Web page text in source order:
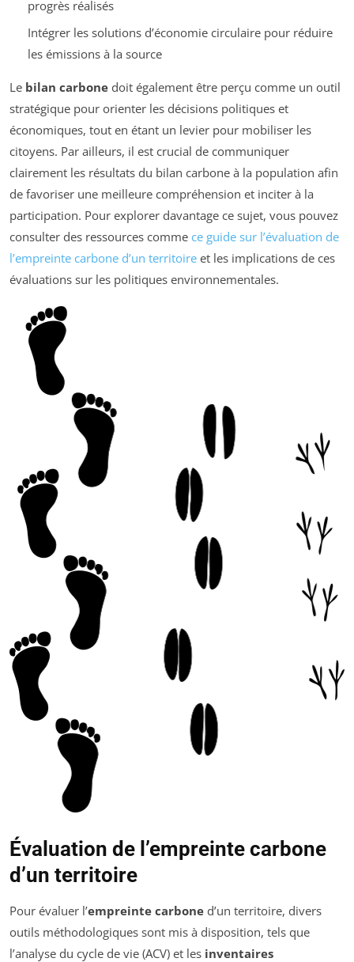
progrès réalisés
Intégrer les solutions d’économie circulaire pour réduire
les émissions à la source
Le bilan carbone doit également être perçu comme un outil
stratégique pour orienter les décisions politiques et
économiques, tout en étant un levier pour mobiliser les
citoyens. Par ailleurs, il est crucial de communiquer
clairement les résultats du bilan carbone à la population afin
de favoriser une meilleure compréhension et inciter à la
participation. Pour explorer davantage ce sujet, vous pouvez
consulter des ressources comme ce guide sur l’évaluation de
l’empreinte carbone d’un territoire et les implications de ces
évaluations sur les politiques environnementales.
Évaluation de l’empreinte carbone
d’un territoire
Pour évaluer l’empreinte carbone d’un territoire, divers
outils méthodologiques sont mis à disposition, tels que
l’analyse du cycle de vie (ACV) et les inventaires